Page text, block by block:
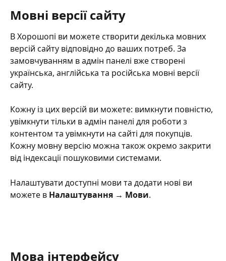
Мовні версії сайту
В Хорошопі ви можете створити декілька мовних
версій сайту відповідно до ваших потреб. За
замовчуванням в адмін панелі вже створені
українська, англійська та російська мовні версії
сайту.
Кожну із цих версій ви можете: вимкнути повністю,
увімкнути тільки в адмін панелі для роботи з
контентом та увімкнути на сайті для покупців.
Кожну мовну версію можна також окремо закрити
від індексації пошуковими системами.
Налаштувати доступні мови та додати нові ви
можете в Налаштування → Мови.
Мова інтерфейсу